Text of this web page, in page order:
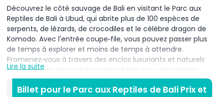
Découvrez le côté sauvage de Bali en visitant le Parc aux
Reptiles de Bali à Ubud, qui abrite plus de 100 espèces de
serpents, de lézards, de crocodiles et le célèbre dragon de
Komodo. Avec l'entrée coupe‑file, vous pouvez passer plus
de temps à explorer et moins de temps à attendre.
Promenez‑vous à travers des enclos luxuriants et naturels
et profitez de rencontres rapprochées avec des reptiles
venus du monde entier. Assistez à des spectacles
fascinants animés par des experts, où vous apprendrez à
Lire la suite
Billet pour le Parc aux Reptiles de Bali Prix et